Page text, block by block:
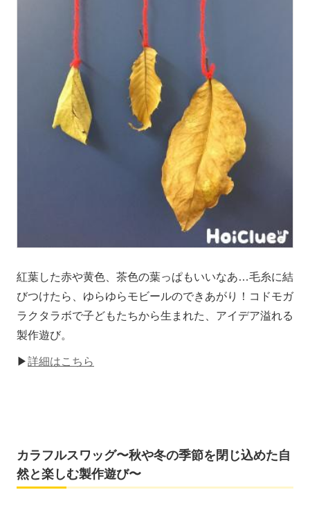
紅葉した赤や黄色、茶色の葉っぱもいいなあ…毛糸に結
びつけたら、ゆらゆらモビールのできあがり！コドモガ
ラクタラボで子どもたちから生まれた、アイデア溢れる
製作遊び。
▶詳細はこちら
カラフルスワッグ〜秋や冬の季節を閉じ込めた自
然と楽しむ製作遊び〜